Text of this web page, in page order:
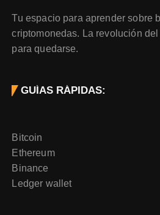
Tu espacio para aprender sobre
criptomonedas. La revolución
para quedarse.
GUÍAS RÁPIDAS:
Bitcoin
Ethereum
Binance
Ledger wallet